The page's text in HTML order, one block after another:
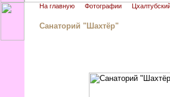
На главную Фотографии
Санаторий "Шахтёр"